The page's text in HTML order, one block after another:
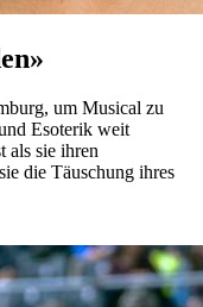
um Musical zu
Esoterik weit
als sie ihren
die Täuschung ihres